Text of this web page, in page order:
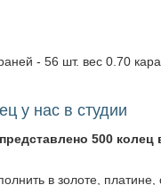
- 56 шт. вес 0.70
у нас в студии
500
в золоте,